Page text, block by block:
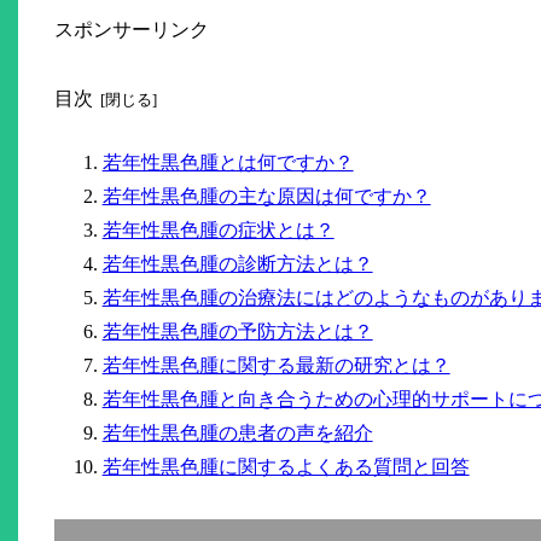
スポンサーリンク
目次
若年性黒色腫とは何ですか？
若年性黒色腫の主な原因は何ですか？
若年性黒色腫の症状とは？
若年性黒色腫の診断方法とは？
若年性黒色腫の治療法にはどのようなものがあり
若年性黒色腫の予防方法とは？
若年性黒色腫に関する最新の研究とは？
若年性黒色腫と向き合うための心理的サポートに
若年性黒色腫の患者の声を紹介
若年性黒色腫に関するよくある質問と回答